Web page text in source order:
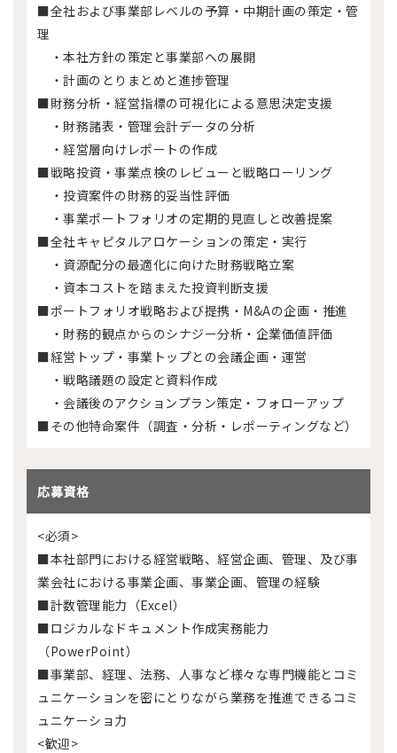
■全社および事業部レベルの予算・中期計画の策定・管
理
・本社方針の策定と事業部への展開
・計画のとりまとめと進捗管理
■財務分析・経営指標の可視化による意思決定支援
・財務諸表・管理会計データの分析
・経営層向けレポートの作成
■戦略投資・事業点検のレビューと戦略ローリング
・投資案件の財務的妥当性評価
・事業ポートフォリオの定期的見直しと改善提案
■全社キャピタルアロケーションの策定・実行
・資源配分の最適化に向けた財務戦略立案
・資本コストを踏まえた投資判断支援
■ポートフォリオ戦略および提携・M&Aの企画・推進
・財務的観点からのシナジー分析・企業価値評価
■経営トップ・事業トップとの会議企画・運営
・戦略議題の設定と資料作成
・会議後のアクションプラン策定・フォローアップ
■その他特命案件（調査・分析・レポーティングなど）
応募資格
<必須>
■本社部門における経営戦略、経営企画、管理、及び事
業会社における事業企画、事業企画、管理の経験
■計数管理能力（Excel）
■ロジカルなドキュメント作成実務能力
（PowerPoint）
■事業部、経理、法務、人事など様々な専門機能とコミ
ュニケーションを密にとりながら業務を推進できるコミ
ュニケーショ力
<歓迎>